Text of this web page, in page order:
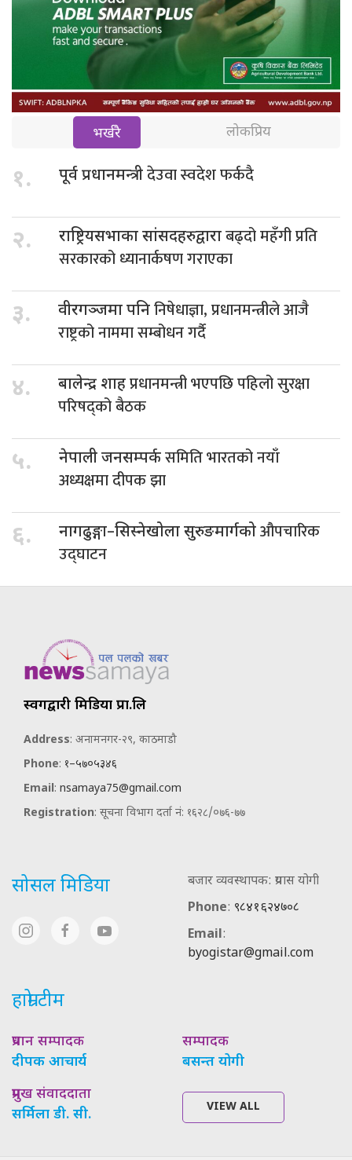
भर्खरै लोकप्रिय
१. पूर्व प्रधानमन्त्रीदेउवा स्वदेश फर्कदै
२. राष्ट्रियसभाका सांसदहरुद्वाराबढ्दो महँगी प्रति
सरकारको ध्यानार्कषण गराएका
३. वीरगञ्जमा पनिनिषेधाज्ञा, प्रधानमन्त्रीले आजै
राष्ट्रको नाममा सम्बोधन गर्दै
४. बालेन्द्र शाहप्रधानमन्त्री भएपछि पहिलो सुरक्षा
परिषद्को बैठक
५. नेपाली जनसम्पर्कसमिति भारतको नयाँ
अध्यक्षमा दीपक झा
६. नागढुङ्गा–सिस्नेखोला सुरुङमार्गकोऔपचारिक
उद्घाटन
स्वर्गद्वारी मिडिया प्रा.लि
Address: अनामनगर-२९, काठमाडौ
Phone: १–५७०५३४६
Email: nsamaya75@gmail.com
Registration: सूचना विभाग दर्ता नं: १६२८/०७६-७७
सोसल मिडिया
बजार व्यवस्थापक: प्रयास योगी
Phone: ९८४१६२४७०८
Email:
byogistar@gmail.com
हाम्रो टीम
प्रधान सम्पादक
दीपक आचार्य
सम्पादक
बसन्त योगी
प्रमुख संवाददाता
सर्मिला डी. सी.
VIEW ALL